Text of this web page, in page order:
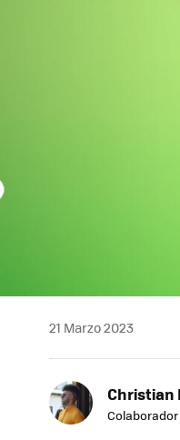
21 Marzo 2023
Christian
Colaborador